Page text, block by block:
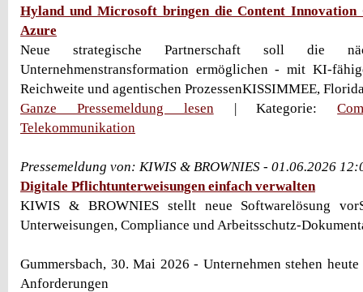
Hyland und Microsoft bringen die Content
Azure
Neue strategische Partnerschaft soll die
Unternehmenstransformation ermöglichen - mit KI-
Reichweite und agentischen ProzessenKISSIMMEE,
Ganze Pressemeldung lesen| Kategorie:
Telekommunikation
Pressemeldung von: KIWIS & BROWNIES - 01.06.2026
Digitale Pflichtunterweisungen einfach verwalten
KIWIS & BROWNIES stellt neue Softwarelösung
Unterweisungen, Compliance und Arbeitsschutz-
Gummersbach, 30. Mai 2026 - Unternehmen stehen
Anforderungen